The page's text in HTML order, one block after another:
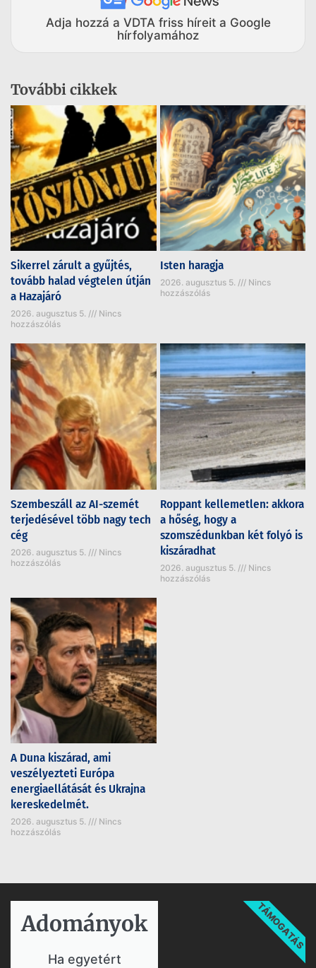
Adja hozzá a VDTA friss híreit a Google
hírfolyamához
További cikkek
Sikerrel zárult a gyűjtés,
tovább halad végtelen útján
a Hazajáró
2026. augusztus 5.
Nincs
hozzászólás
Isten haragja
2026. augusztus 5.
Nincs
hozzászólás
Szembeszáll az AI-szemét
terjedésével több nagy tech
cég
2026. augusztus 5.
Nincs
hozzászólás
Roppant kellemetlen: akkora
a hőség, hogy a
szomszédunkban két folyó is
kiszáradhat
2026. augusztus 5.
Nincs
hozzászólás
A Duna kiszárad, ami
veszélyezteti Európa
energiaellátását és Ukrajna
kereskedelmét.
2026. augusztus 5.
Nincs
hozzászólás
Adományok​
Ha egyetért
TÁMOGATÁS